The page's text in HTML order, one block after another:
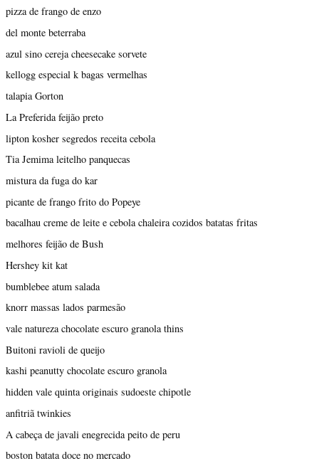
pizza de frango de enzo
del monte beterraba
azul sino cereja cheesecake sorvete
kellogg especial k bagas vermelhas
talapia Gorton
La Preferida feijão preto
lipton kosher segredos receita cebola
Tia Jemima leitelho panquecas
mistura da fuga do kar
picante de frango frito do Popeye
bacalhau creme de leite e cebola chaleira cozidos batatas fritas
melhores feijão de Bush
Hershey kit kat
bumblebee atum salada
knorr massas lados parmesão
vale natureza chocolate escuro granola thins
Buitoni ravioli de queijo
kashi peanutty chocolate escuro granola
hidden vale quinta originais sudoeste chipotle
anfitriã twinkies
A cabeça de javali enegrecida peito de peru
boston batata doce no mercado